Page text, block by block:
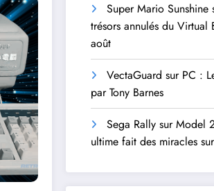
Super Mario Sunshine
trésors annulés du Virtual
août
VectaGuard sur PC :
par Tony Barnes
Sega Rally sur Model
ultime fait des miracles